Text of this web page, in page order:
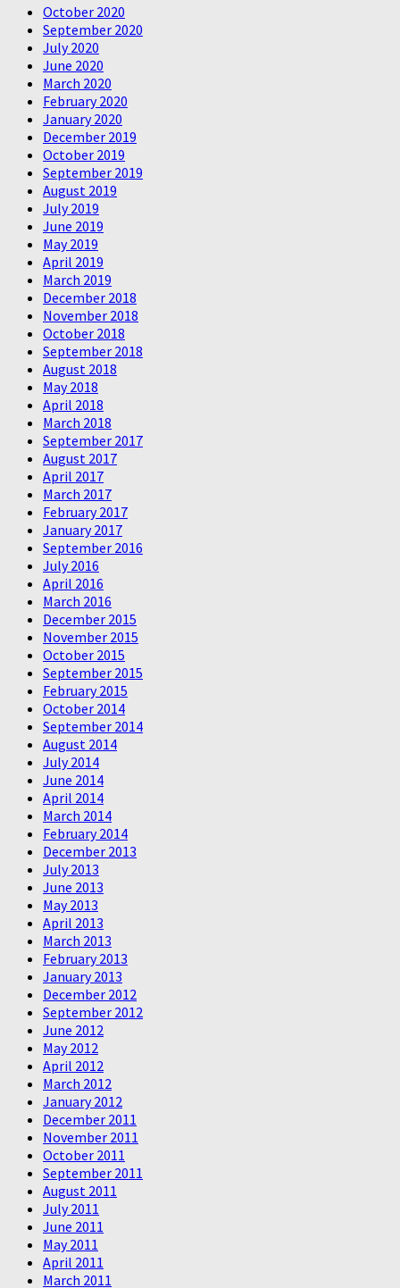
October 2020
September 2020
July 2020
June 2020
March 2020
February 2020
January 2020
December 2019
October 2019
September 2019
August 2019
July 2019
June 2019
May 2019
April 2019
March 2019
December 2018
November 2018
October 2018
September 2018
August 2018
May 2018
April 2018
March 2018
September 2017
August 2017
April 2017
March 2017
February 2017
January 2017
September 2016
July 2016
April 2016
March 2016
December 2015
November 2015
October 2015
September 2015
February 2015
October 2014
September 2014
August 2014
July 2014
June 2014
April 2014
March 2014
February 2014
December 2013
July 2013
June 2013
May 2013
April 2013
March 2013
February 2013
January 2013
December 2012
September 2012
June 2012
May 2012
April 2012
March 2012
January 2012
December 2011
November 2011
October 2011
September 2011
August 2011
July 2011
June 2011
May 2011
April 2011
March 2011